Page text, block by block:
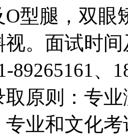
型腿，双眼
视。面试时
89265161
取原则：专
专业和文化